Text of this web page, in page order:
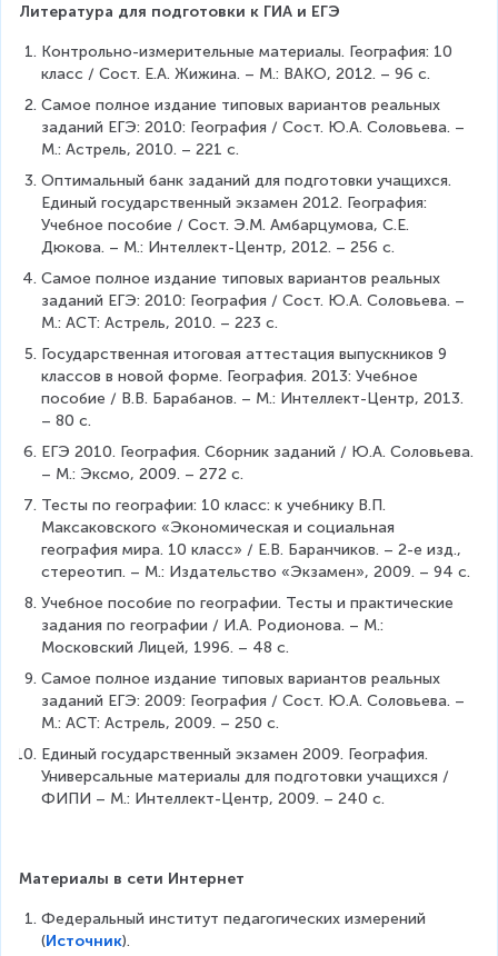
Литература для подготовки к ГИА и ЕГЭ
Контрольно-измерительные материалы. География: 10
класс / Сост. Е.А. Жижина. – М.: ВАКО, 2012. – 96 с.
Самое полное издание типовых вариантов реальных
заданий ЕГЭ: 2010: География / Сост. Ю.А. Соловьева. –
М.: Астрель, 2010. – 221 с.
Оптимальный банк заданий для подготовки учащихся.
Единый государственный экзамен 2012. География:
Учебное пособие / Сост. Э.М. Амбарцумова, С.Е.
Дюкова. – М.: Интеллект-Центр, 2012. – 256 с.
Самое полное издание типовых вариантов реальных
заданий ЕГЭ: 2010: География / Сост. Ю.А. Соловьева. –
М.: АСТ: Астрель, 2010. – 223 с.
Государственная итоговая аттестация выпускников 9
классов в новой форме. География. 2013: Учебное
пособие / В.В. Барабанов. – М.: Интеллект-Центр, 2013.
– 80 с.
ЕГЭ 2010. География. Сборник заданий / Ю.А. Соловьева.
– М.: Эксмо, 2009. – 272 с.
Тесты по географии: 10 класс: к учебнику В.П.
Максаковского «Экономическая и социальная
география мира. 10 класс» / Е.В. Баранчиков. – 2-е изд.,
стереотип. – М.: Издательство «Экзамен», 2009. – 94 с.
Учебное пособие по географии. Тесты и практические
задания по географии / И.А. Родионова. – М.:
Московский Лицей, 1996. – 48 с.
Самое полное издание типовых вариантов реальных
заданий ЕГЭ: 2009: География / Сост. Ю.А. Соловьева. –
М.: АСТ: Астрель, 2009. – 250 с.
Единый государственный экзамен 2009. География.
Универсальные материалы для подготовки учащихся /
ФИПИ – М.: Интеллект-Центр, 2009. – 240 с.
Материалы в сети Интернет
Федеральный институт педагогических измерений
(Источник).